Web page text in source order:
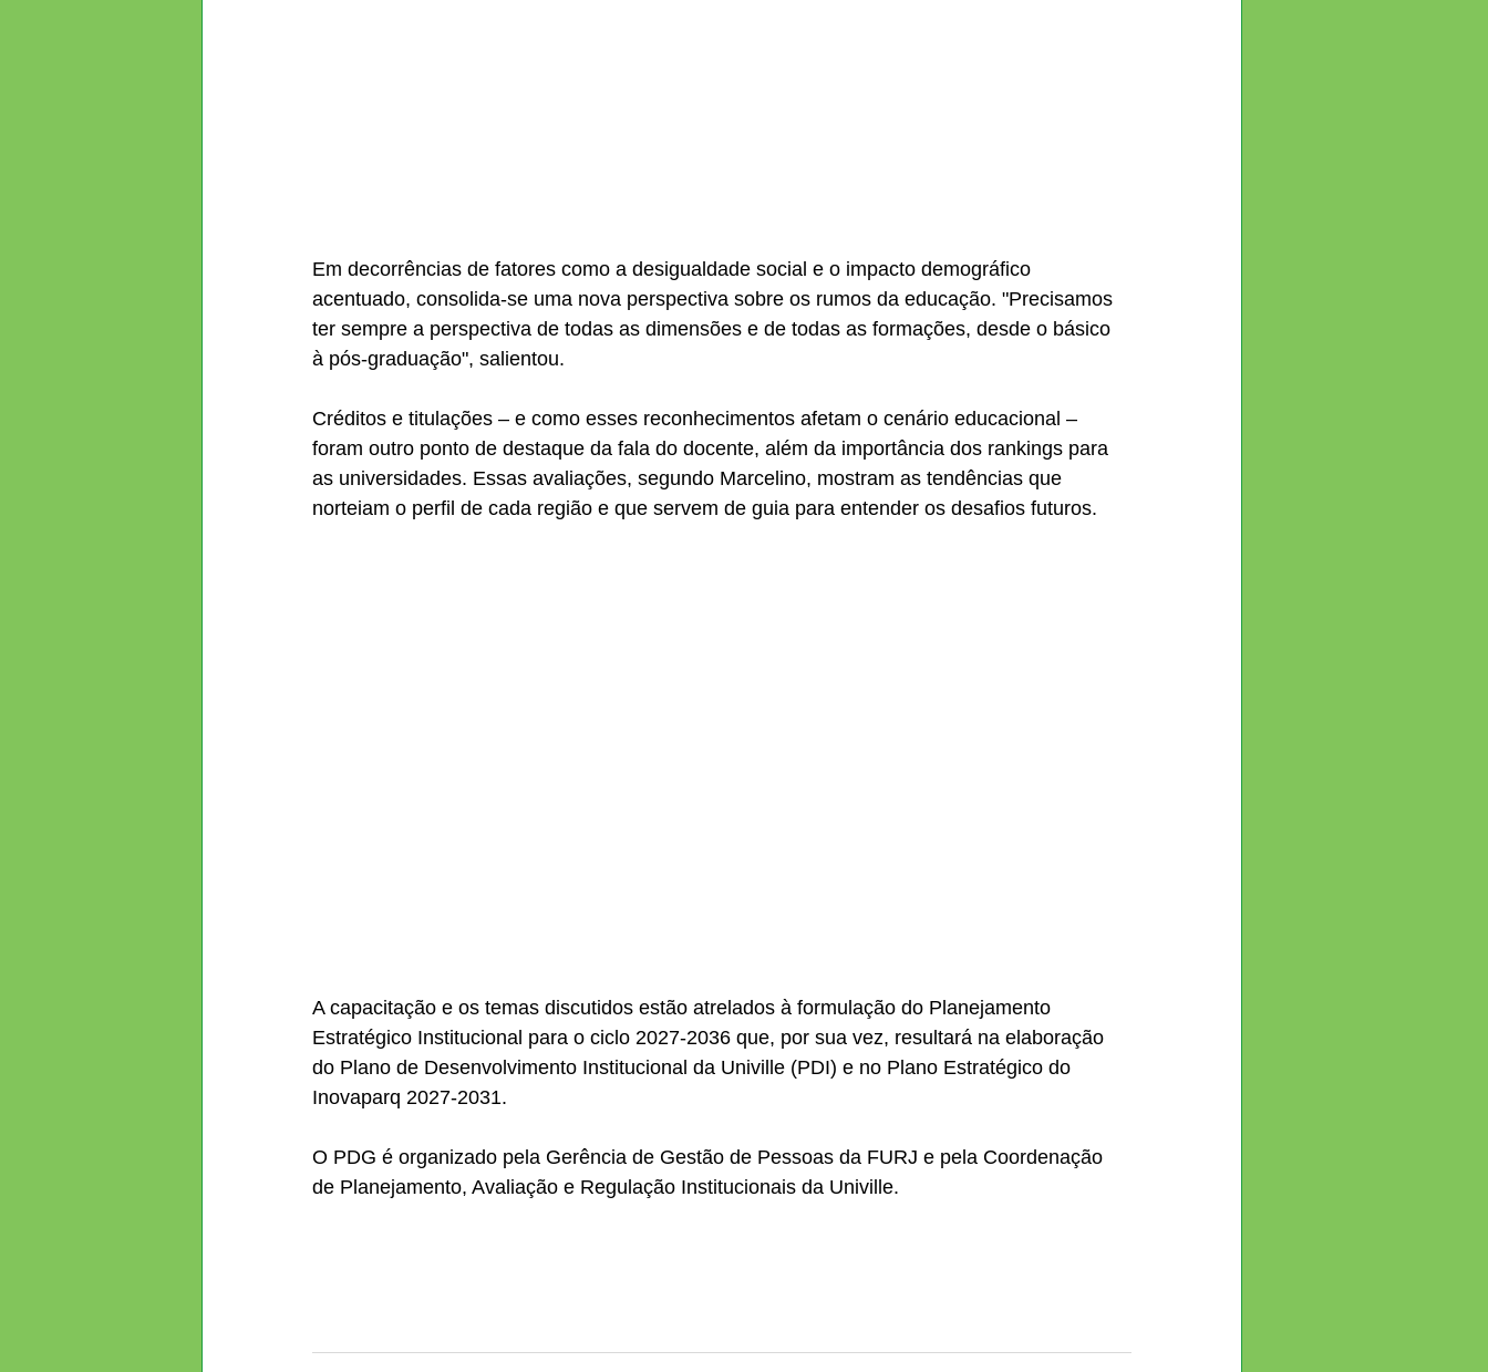
Em decorrências de fatores como a desigualdade social e o impacto demográfico
acentuado, consolida-se uma nova perspectiva sobre os rumos da educação. "Precisamos
ter sempre a perspectiva de todas as dimensões e de todas as formações, desde o básico
à pós-graduação", salientou.
Créditos e titulações – e como esses reconhecimentos afetam o cenário educacional –
foram outro ponto de destaque da fala do docente, além da importância dos rankings para
as universidades. Essas avaliações, segundo Marcelino, mostram as tendências que
norteiam o perfil de cada região e que servem de guia para entender os desafios futuros.
A capacitação e os temas discutidos estão atrelados à formulação do Planejamento
Estratégico Institucional para o ciclo 2027-2036 que, por sua vez, resultará na elaboração
do Plano de Desenvolvimento Institucional da Univille (PDI) e no Plano Estratégico do
Inovaparq 2027-2031.
O PDG é organizado pela Gerência de Gestão de Pessoas da FURJ e pela Coordenação
de Planejamento, Avaliação e Regulação Institucionais da Univille.